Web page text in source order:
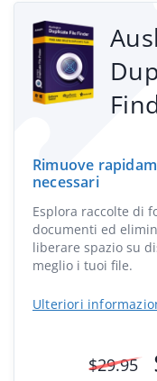
Rimuove
necessari
Esplora raccolte di
documenti ed
liberare spazio su
meglio i tuoi file.
Ulteriori
$29.95